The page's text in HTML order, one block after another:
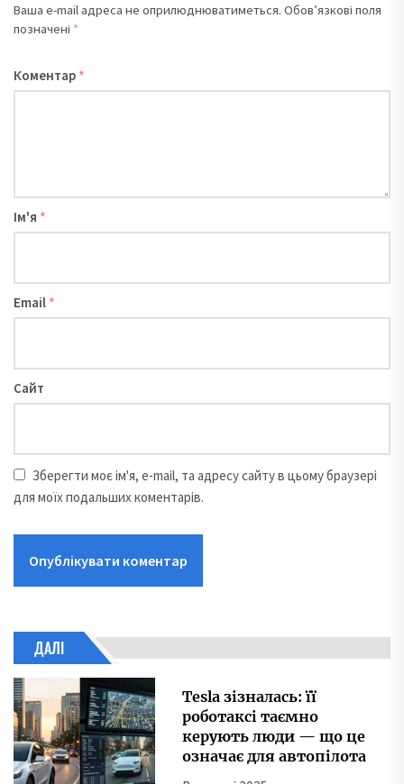
Ваша e-mail адреса не оприлюднюватиметься. Обов’язкові поля
позначені *
Коментар *
Ім'я *
Email *
Сайт
Зберегти моє ім'я, e-mail, та адресу сайту в цьому браузері
для моїх подальших коментарів.
ДАЛІ
Tesla зізналась: її
роботаксі таємно
керують люди — що це
означає для автопілота